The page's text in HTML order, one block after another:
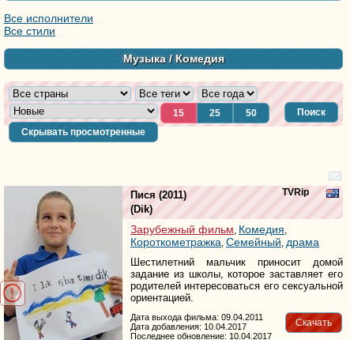
Все исполнители
Все стили
Музыка/ Комедия
Поиск
15 25
50
Скрывать просмотренные
TVRip
Пися (2011)
(Dik)
Зарубежный фильм, Комедия,
Короткометражка, Семейный, драма
Шестилетний мальчик приносит домой
задание из школы, которое заставляет его
родителей интересоваться его сексуальной
ориентацией.
Скачать
Дата выхода фильма: 09.04.2011
Дата добавления: 10.04.2017
Последнее обновление: 10.04.2017